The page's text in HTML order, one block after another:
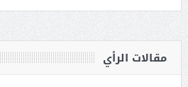
مقالات الرأي